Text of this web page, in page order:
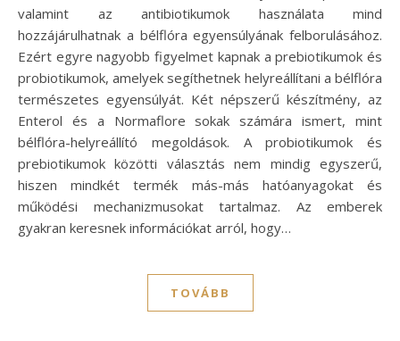
valamint az antibiotikumok használata mind
hozzájárulhatnak a bélflóra egyensúlyának felborulásához.
Ezért egyre nagyobb figyelmet kapnak a prebiotikumok és
probiotikumok, amelyek segíthetnek helyreállítani a bélflóra
természetes egyensúlyát. Két népszerű készítmény, az
Enterol és a Normaflore sokak számára ismert, mint
bélflóra-helyreállító megoldások. A probiotikumok és
prebiotikumok közötti választás nem mindig egyszerű,
hiszen mindkét termék más-más hatóanyagokat és
működési mechanizmusokat tartalmaz. Az emberek
gyakran keresnek információkat arról, hogy…
TOVÁBB